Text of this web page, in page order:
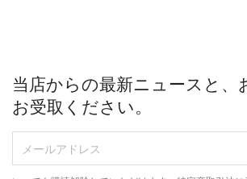
当店からの最新ニュースと、
お受取ください。